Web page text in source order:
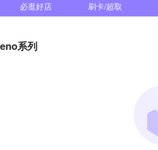
必逛好店 刷卡/超取
系列